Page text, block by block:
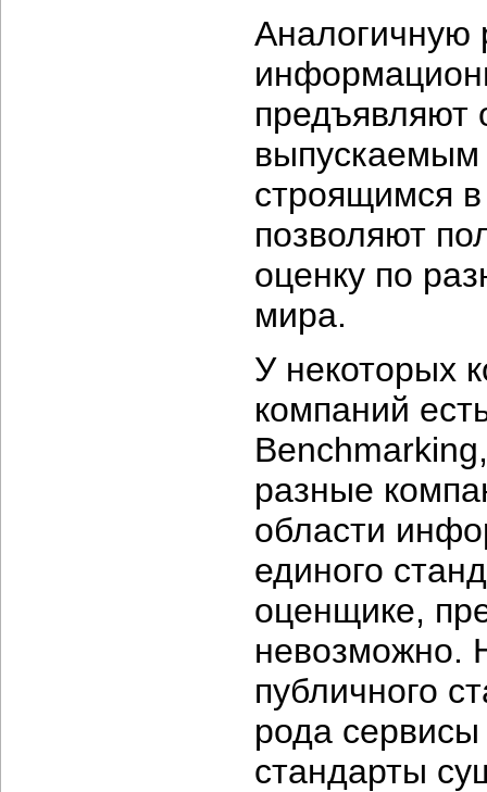
Аналогичную
предъявляют
выпускаемым
строящимся
позволяют
оценку по
мира.
У некоторых
компаний
разные
области
единого
оценщике,
невозможно.
публичного
рода
стандарты